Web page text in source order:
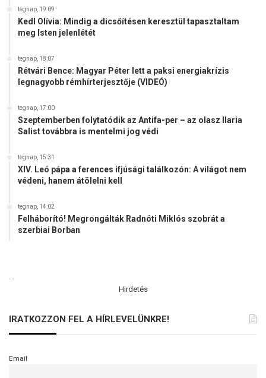
tegnap, 19:09
Kedl Olívia: Mindig a dicsőítésen keresztül tapasztaltam
meg Isten jelenlétét
tegnap, 18:07
Rétvári Bence: Magyar Péter lett a paksi energiakrízis
legnagyobb rémhírterjesztője (VIDEÓ)
tegnap, 17:00
Szeptemberben folytatódik az Antifa-per – az olasz Ilaria
Salist továbbra is mentelmi jog védi
tegnap, 15:31
XIV. Leó pápa a ferences ifjúsági találkozón: A világot nem
védeni, hanem átölelni kell
tegnap, 14:02
Felháborító! Megrongálták Radnóti Miklós szobrát a
szerbiai Borban
.
Hirdetés
IRATKOZZON FEL A HÍRLEVELÜNKRE!
Email